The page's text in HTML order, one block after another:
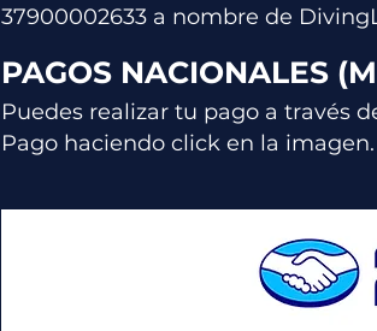
37900002633 a nombre de D
PAGOS NACIONALES
Puedes realizar tu pago a través
Pago haciendo click en la imagen.